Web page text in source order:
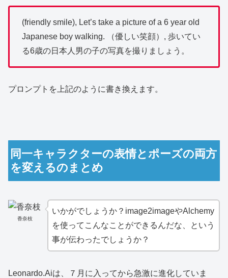
(friendly smile), Let’s take a picture of a 6 year old
Japanese boy walking. （優しい笑顔）, 歩いてい
る6歳の日本人男の子の写真を撮りましょう。
プロンプトを上記のように書き換えます。
同一キャラクターの表情とポーズの両方
を変えるのまとめ
香奈枝
いかがでしょうか？image2imageやAlchemy
を使ってこんなことができるんだな、という
事が伝わったでしょうか？
Leonardo.Aiは、７月に入ってから急激に進化していま